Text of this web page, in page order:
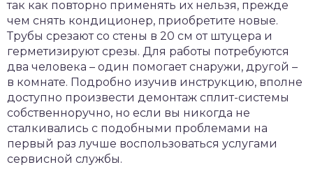
так как повторно применять их нельзя, прежде
чем снять кондиционер, приобретите новые.
Трубы срезают со стены в 20 см от штуцера и
герметизируют срезы. Для работы потребуются
два человека – один помогает снаружи, другой –
в комнате. Подробно изучив инструкцию, вполне
доступно произвести демонтаж сплит-системы
собственноручно, но если вы никогда не
сталкивались с подобными проблемами на
первый раз лучше воспользоваться услугами
сервисной службы.